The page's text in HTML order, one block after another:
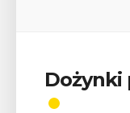
Wykład
odznaki